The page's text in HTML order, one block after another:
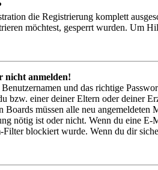
die Registrierung komplett
möchtest, gesperrt wurden. Um
nicht anmelden!
und das richtige
bzw. einer deiner Eltern oder deiner
müssen alle neu
nötig ist oder nicht. Wenn du eine E-
blockiert wurde. Wenn du dir